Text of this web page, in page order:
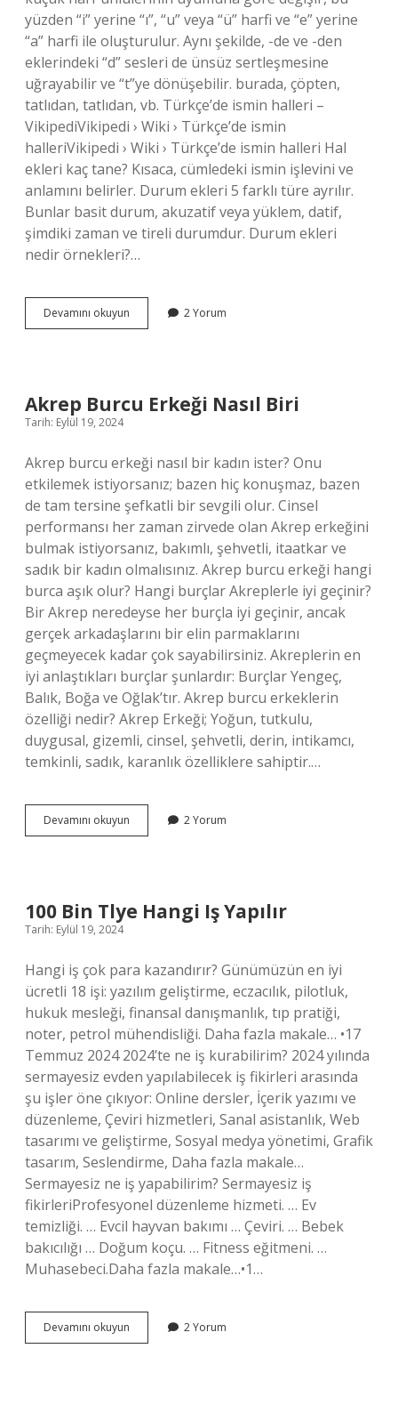
yüzden “i” yerine “ı”, “u” veya “ü” harfi ve “e” yerine
“a” harfi ile oluşturulur. Aynı şekilde, -de ve -den
eklerindeki “d” sesleri de ünsüz sertleşmesine
uğrayabilir ve “t”ye dönüşebilir. burada, çöpten,
tatlıdan, tatlıdan, vb. Türkçe’de ismin halleri –
VikipediVikipedi › Wiki › Türkçe’de ismin
halleriVikipedi › Wiki › Türkçe’de ismin halleri Hal
ekleri kaç tane? Kısaca, cümledeki ismin işlevini ve
anlamını belirler. Durum ekleri 5 farklı türe ayrılır.
Bunlar basit durum, akuzatif veya yüklem, datif,
şimdiki zaman ve tireli durumdur. Durum ekleri
nedir örnekleri?…
Devamını okuyun
Ekleri
2 Yorum
Akrep Burcu Erkeği Nasıl Biri
Tarih: Eylül 19, 2024
Akrep burcu erkeği nasıl bir kadın ister? Onu
etkilemek istiyorsanız; bazen hiç konuşmaz, bazen
de tam tersine şefkatli bir sevgili olur. Cinsel
performansı her zaman zirvede olan Akrep erkeğini
bulmak istiyorsanız, bakımlı, şehvetli, itaatkar ve
sadık bir kadın olmalısınız. Akrep burcu erkeği hangi
burca aşık olur? Hangi burçlar Akreplerle iyi geçinir?
Bir Akrep neredeyse her burçla iyi geçinir, ancak
gerçek arkadaşlarını bir elin parmaklarını
geçmeyecek kadar çok sayabilirsiniz. Akreplerin en
iyi anlaştıkları burçlar şunlardır: Burçlar Yengeç,
Balık, Boğa ve Oğlak’tır. Akrep burcu erkeklerin
özelliği nedir? Akrep Erkeği; Yoğun, tutkulu,
duygusal, gizemli, cinsel, şehvetli, derin, intikamcı,
temkinli, sadık, karanlık özelliklere sahiptir.…
Devamını okuyun
Burcu
2 Yorum
100 Bin Tlye Hangi Iş Yapılır
Tarih: Eylül 19, 2024
Hangi iş çok para kazandırır? Günümüzün en iyi
ücretli 18 işi: yazılım geliştirme, eczacılık, pilotluk,
hukuk mesleği, finansal danışmanlık, tıp pratiği,
noter, petrol mühendisliği. Daha fazla makale… •17
Temmuz 2024 2024’te ne iş kurabilirim? 2024 yılında
sermayesiz evden yapılabilecek iş fikirleri arasında
şu işler öne çıkıyor: Online dersler, İçerik yazımı ve
düzenleme, Çeviri hizmetleri, Sanal asistanlık, Web
tasarımı ve geliştirme, Sosyal medya yönetimi, Grafik
tasarım, Seslendirme, Daha fazla makale…
Sermayesiz ne iş yapabilirim? Sermayesiz iş
fikirleriProfesyonel düzenleme hizmeti. … Ev
temizliği. … Evcil hayvan bakımı … Çeviri. … Bebek
bakıcılığı … Doğum koçu. … Fitness eğitmeni. …
Muhasebeci.Daha fazla makale…•1…
Devamını okuyun
Bin
2 Yorum